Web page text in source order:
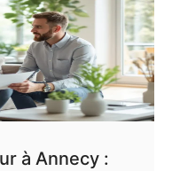
à Annecy :